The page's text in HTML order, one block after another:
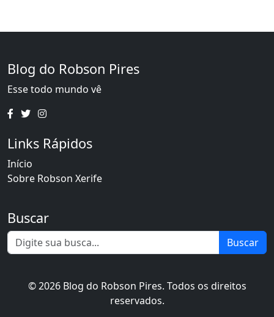
Blog do Robson Pires
Esse todo mundo vê
Links Rápidos
Início
Sobre Robson Xerife
Buscar
Buscar
© 2026 Blog do Robson Pires. Todos os direitos
reservados.